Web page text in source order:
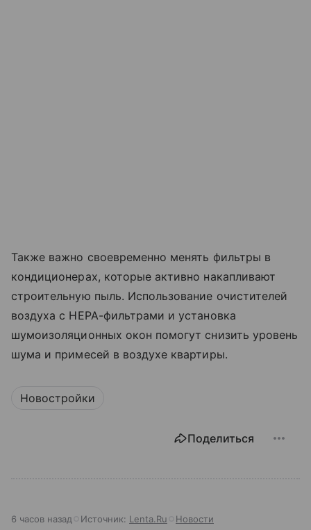
Также важно своевременно менять фильтры в
кондиционерах, которые активно накапливают
строительную пыль. Использование очистителей
воздуха с HEPA-фильтрами и установка
шумоизоляционных окон помогут снизить уровень
шума и примесей в воздухе квартиры.
Новостройки
Поделиться
6 часов назад Источник: Lenta.Ru Новости